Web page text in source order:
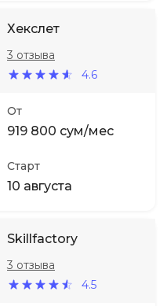
Хекслет
4.6
3 отзыва
От
919 800 сум/мес
Старт
10 августа
Skillfactory
4.5
3 отзыва